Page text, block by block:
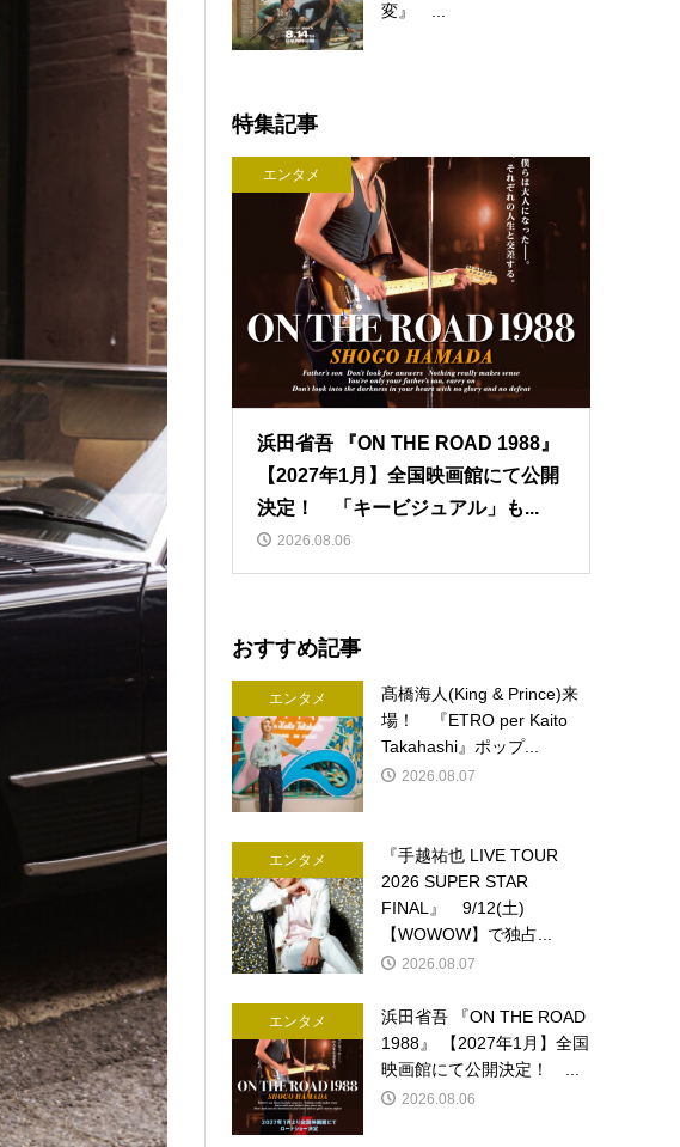
変』 ...
特集記事
エンタメ
浜田省吾 『ON THE ROAD 1988』
【2027年1月】全国映画館にて公開
決定！ 「キービジュアル」も...
2026.08.06
おすすめ記事
エンタメ
髙橋海人(King & Prince)来
場！ 『ETRO per Kaito
Takahashi』ポップ...
2026.08.07
エンタメ
『手越祐也 LIVE TOUR
2026 SUPER STAR
FINAL』 9/12(土)
【WOWOW】で独占...
2026.08.07
エンタメ
浜田省吾 『ON THE ROAD
1988』 【2027年1月】全国
映画館にて公開決定！ ...
2026.08.06